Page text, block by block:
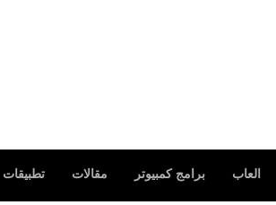
العاب برامج كمبيوتر مقالات تطبيقات